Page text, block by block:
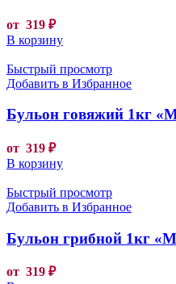
от 319 ₽
В корзину
Быстрый просмотр
Добавить в Избранное
Бульон говяжий 1кг
от 319 ₽
В корзину
Быстрый просмотр
Добавить в Избранное
Бульон грибной 1кг
от 319 ₽